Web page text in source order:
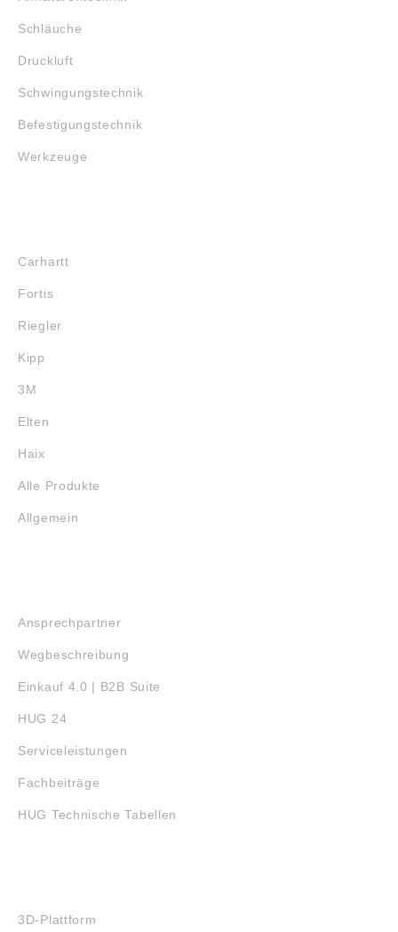
Bitte beachten: Die
uns gewissenhaft
sich aber inzwischen
geändert haben. Die
aktuell gültigen Daten
finden Sie auf der
Internetseite der
Firma THK GmbH
vorbehalten.
Produktsicherheitsver
2023/998): THK
Kaiserswerther
Schläuche
Druckluft
Schwingungstechnik
Befestigungstechnik
Werkzeuge
Carhartt
Fortis
Riegler
Kipp
3M
Elten
Haix
Alle Produkte
Allgemein
Ansprechpartner
Wegbeschreibung
Einkauf 4.0 | B2B Suite
HUG 24
Serviceleistungen
Fachbeiträge
HUG Technische Tabellen
3D-Plattform